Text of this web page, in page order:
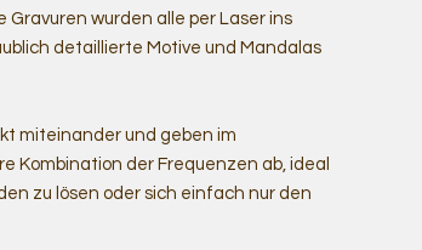
Gravuren wurden alle per Laser ins
detaillierte Motive und Mandalas
miteinander und geben im
Kombination der Frequenzen ab, ideal
zu lösen oder sich einfach nur den